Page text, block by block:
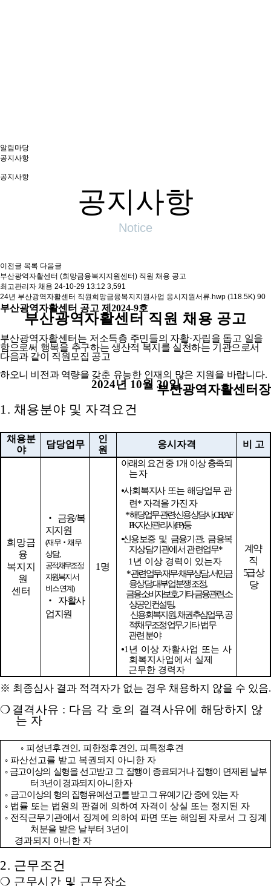
알림마당
공지사항
공지사항
공지사항
Notice
이전글 목록 다음글
부산광역자활센터 (희망금융복지지원센터) 직원 채용 공고
최고관리자 채용 24-10-29 13:12 3,591
24년 부산광역자활센터 직원희망금융복지지원사업 응시지원서류.hwp (118.5K) 90
부산광역자활센터 공고 제 2024-9호
부산광역자활센터 직원 채용 공고
부산광역자활센터는 저소득층 주민들의 자활·자립을 돕고 일을
함으로써 행복을 추구하는생산적 복지를 실천하는 기관으로서
다음과 같이 직원모집 공고
하오니 비전과 역량을 갖춘 유능한 인재의 많은 지원을 바랍니다.
2024년 10월 30일
부산광역자활센터장
1. 채용분야 및 자격요건
채용분
야
담당업무
인
원
응시자격 비 고
희망금
융
복지지
원
센터
‧ 금융/복
지지원
(재무‧채무
상담,
공적채무조정
지원복지서
비스연계)
‧ 자활사
업지원
1 명
아래의 요건 중 1개 이상 충족되
는 자
⦁사회복지사 또는 해당업무 관
련* 자격을 가진 자
*해당업무 관련:신용상담사, CFP, AF
PK,자산관리사(FP)등
⦁신용보증 및 금융기관, 금융복
지상담기관에서 관련업무*
1 년 이상 경력이 있는자
*관련업무:재무·채무상담,서민금
융상담,대부업 분쟁 조정,
금융소비자보호,기타 금융관련,소
상공인 컨설팅,
신용회복지원,채권추심업무,공
적채무조정 업무,기타 법무
관련 분야
⦁1 년 이상 자활사업 또는 사
회복지사업에서 실제
근무한 경력자
계약
직
5급 상
당
※ 최종심사 결과 적격자가 없는 경우 채용하지 않을 수 있음.
❍ 결격사유 : 다음 각 호의 결격사유에 해당하지 않
는 자
◦ 피성년후견인 , 피한정후견인 , 피특정후견
◦ 파산선고를 받고 복권되지 아니한 자
◦ 금고이상의 실형을 선고받고 그 집행이 종료되거나 집행이 면제된 날부
터3년이 경과되지 아니한 자
◦ 금고이상의 형의 집행유예선고를 받고 그 유예기간 중에 있는 자
◦ 법률 또는 법원의 판결에 의하여 자격이 상실 또는 정지된 자
◦ 전직근무기관에서 징계에 의하여 파면 또는 해임된 자로서 그 징계
처분을 받은 날부터3년이
경과되지 아니한 자
2. 근무조건
❍ 근무시간 및 근무장소